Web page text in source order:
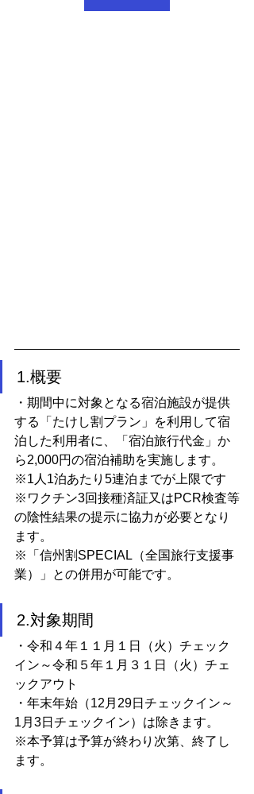
1.概要
・期間中に対象となる宿泊施設が提供
する「たけし割プラン」を利用して宿
泊した利用者に、「宿泊旅行代金」か
ら2,000円の宿泊補助を実施します。
※1人1泊あたり5連泊までが上限です
※ワクチン3回接種済証又はPCR検査等
の陰性結果の提示に協力が必要となり
ます。
※「信州割SPECIAL（全国旅行支援事
業）」との併用が可能です。
2.対象期間
・令和４年１１月１日（火）チェック
イン～令和５年１月３１日（火）チェ
ックアウト
・年末年始（12月29日チェックイン～
1月3日チェックイン）は除きます。
※本予算は予算が終わり次第、終了し
ます。